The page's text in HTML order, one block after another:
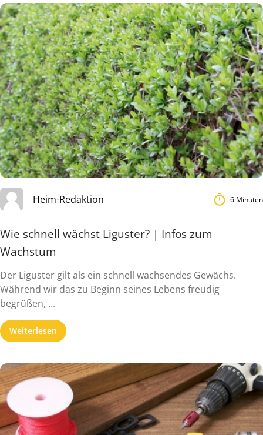
Heim-Redaktion 6 Minuten
Wie schnell wächst Liguster? | Infos zum
Wachstum
Der Liguster gilt als ein schnell wachsendes Gewächs.
Während wir das zu Beginn seines Lebens freudig
begrüßen, ...
Weiterlesen